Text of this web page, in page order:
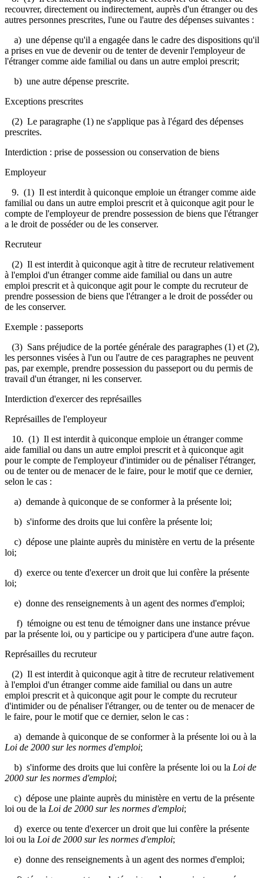
recouvrer, directement ou indirectement, auprès d'un étranger ou des
autres personnes prescrites, l'une ou l'autre des dépenses suivantes :
a) une dépense qu'il a engagée dans le cadre des dispositions qu'il
a prises en vue de devenir ou de tenter de devenir l'employeur de
l'étranger comme aide familial ou dans un autre emploi prescrit;
b) une autre dépense prescrite.
Exceptions prescrites
(2) Le paragraphe (1) ne s'applique pas à l'égard des dépenses
prescrites.
Interdiction : prise de possession ou conservation de biens
Employeur
9. (1) Il est interdit à quiconque emploie un étranger comme aide
familial ou dans un autre emploi prescrit et à quiconque agit pour le
compte de l'employeur de prendre possession de biens que l'étranger
a le droit de posséder ou de les conserver.
Recruteur
(2) Il est interdit à quiconque agit à titre de recruteur relativement
à l'emploi d'un étranger comme aide familial ou dans un autre
emploi prescrit et à quiconque agit pour le compte du recruteur de
prendre possession de biens que l'étranger a le droit de posséder ou
de les conserver.
Exemple : passeports
(3) Sans préjudice de la portée générale des paragraphes (1) et (2),
les personnes visées à l'un ou l'autre de ces paragraphes ne peuvent
pas, par exemple, prendre possession du passeport ou du permis de
travail d'un étranger, ni les conserver.
Interdiction d'exercer des représailles
Représailles de l'employeur
10. (1) Il est interdit à quiconque emploie un étranger comme
aide familial ou dans un autre emploi prescrit et à quiconque agit
pour le compte de l'employeur d'intimider ou de pénaliser l'étranger,
ou de tenter ou de menacer de le faire, pour le motif que ce dernier,
selon le cas :
a) demande à quiconque de se conformer à la présente loi;
b) s'informe des droits que lui confère la présente loi;
c) dépose une plainte auprès du ministère en vertu de la présente
loi;
d) exerce ou tente d'exercer un droit que lui confère la présente
loi;
e) donne des renseignements à un agent des normes d'emploi;
f) témoigne ou est tenu de témoigner dans une instance prévue
par la présente loi, ou y participe ou y participera d'une autre façon.
Représailles du recruteur
(2) Il est interdit à quiconque agit à titre de recruteur relativement
à l'emploi d'un étranger comme aide familial ou dans un autre
emploi prescrit et à quiconque agit pour le compte du recruteur
d'intimider ou de pénaliser l'étranger, ou de tenter ou de menacer de
le faire, pour le motif que ce dernier, selon le cas :
a) demande à quiconque de se conformer à la présente loi ou à la
Loi de 2000 sur les normes d'emploi;
b) s'informe des droits que lui confère la présente loi ou la Loi de
2000 sur les normes d'emploi;
c) dépose une plainte auprès du ministère en vertu de la présente
loi ou de la Loi de 2000 sur les normes d'emploi;
d) exerce ou tente d'exercer un droit que lui confère la présente
loi ou la Loi de 2000 sur les normes d'emploi;
e) donne des renseignements à un agent des normes d'emploi;